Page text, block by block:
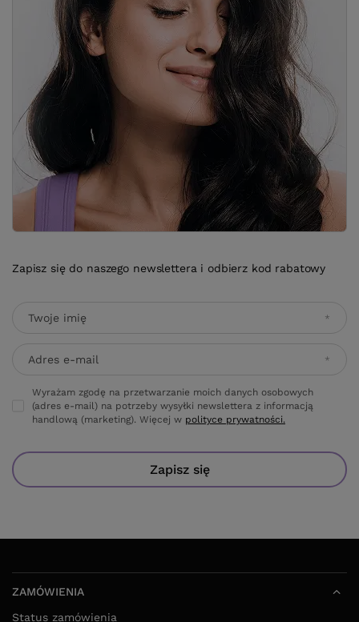
Zapisz się do naszego newslettera i odbierz kod rabatowy
Twoje imię
Adres e-mail
Wyrażam zgodę na przetwarzanie moich danych osobowych
(adres e-mail) na potrzeby wysyłki newslettera z informacją
handlową (marketing). Więcej w polityce prywatności.
Zapisz się
ZAMÓWIENIA
Status zamówienia